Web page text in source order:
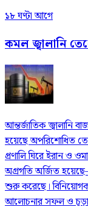
১৮ ঘণ্টা আগে
কমল জ্বালানি
আন্তর্জাতিক জ্বালানি
হয়েছে অপরিশোধিত
প্রণালি ঘিরে ইরান ও
অগ্রগতি অর্জিত
শুরু করেছে।
আলোচনার সফল ও চূড়ান্ত